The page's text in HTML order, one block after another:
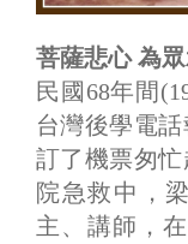
菩薩悲心 為
民國68年間
台灣後學電
訂了機票匆
院急救中，
主、講師，